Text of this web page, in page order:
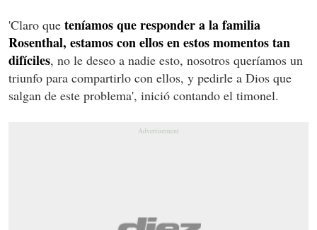
'Claro que teníamos que responder a la familia
Rosenthal, estamos con ellos en estos momentos tan
difíciles, no le deseo a nadie esto, nosotros queríamos un
triunfo para compartirlo con ellos, y pedirle a Dios que
salgan de este problema', inició contando el timonel.